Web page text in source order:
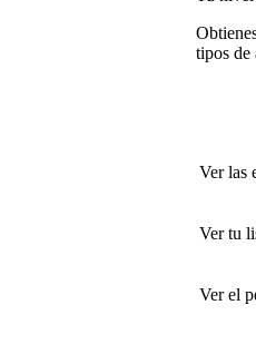
tipos de
Ver las
Ver tu
Ver el